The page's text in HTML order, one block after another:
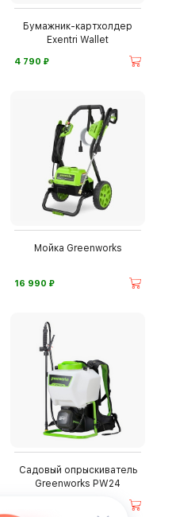
Бумажник-картхолдер
Exentri Wallet
4 790 ⃏
Мойка Greenworks
16 990 ⃏
Садовый опрыскиватель
Greenworks PW24